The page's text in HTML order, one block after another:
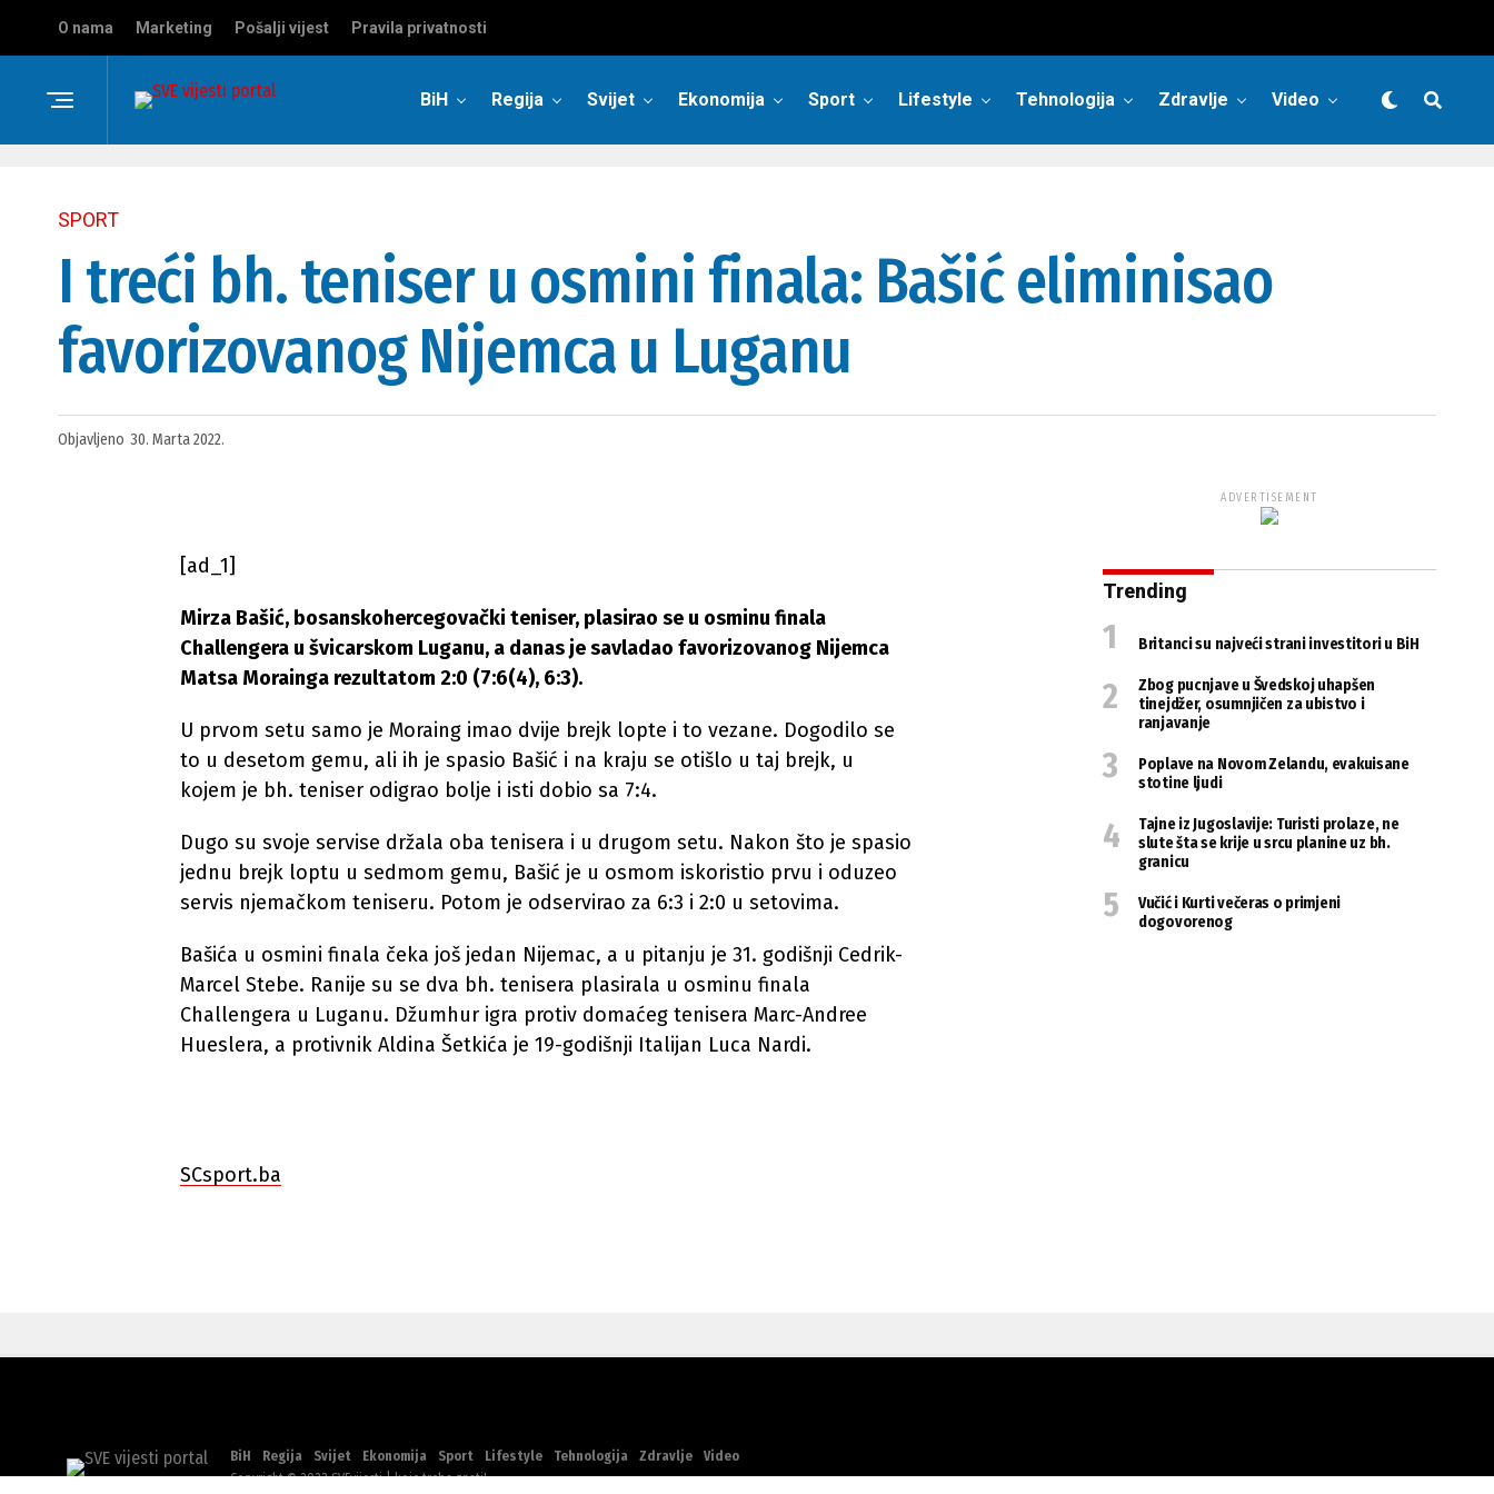
O nama Marketing Pošalji vijest Pravila privatnosti
BiH Regija Svijet Ekonomija Sport Lifestyle Tehnologija Zdravlje Video
SPORT
I treći bh. teniser u osmini finala: Bašić eliminisao
favorizovanog Nijemca u Luganu
Objavljeno 30. Marta 2022.
[ad_1]
Mirza Bašić, bosanskohercegovački teniser, plasirao se u osminu finala
Challengera u švicarskom Luganu, a danas je savladao favorizovanog Nijemca
Matsa Morainga rezultatom 2:0 (7:6(4), 6:3).
U prvom setu samo je Moraing imao dvije brejk lopte i to vezane. Dogodilo se
to u desetom gemu, ali ih je spasio Bašić i na kraju se otišlo u taj brejk, u
kojem je bh. teniser odigrao bolje i isti dobio sa 7:4.
Dugo su svoje servise držala oba tenisera i u drugom setu. Nakon što je spasio
jednu brejk loptu u sedmom gemu, Bašić je u osmom iskoristio prvu i oduzeo
servis njemačkom teniseru. Potom je odservirao za 6:3 i 2:0 u setovima.
Bašića u osmini finala čeka još jedan Nijemac, a u pitanju je 31. godišnji Cedrik-
Marcel Stebe. Ranije su se dva bh. tenisera plasirala u osminu finala
Challengera u Luganu. Džumhur igra protiv domaćeg tenisera Marc-Andree
Hueslera, a protivnik Aldina Šetkića je 19-godišnji Italijan Luca Nardi.
SCsport.ba
ADVERTISEMENT
Trending
Britanci su najveći strani investitori u BiH
Zbog pucnjave u Švedskoj uhapšen
tinejdžer, osumnjičen za ubistvo i
ranjavanje
Poplave na Novom Zelandu, evakuisane
stotine ljudi
Tajne iz Jugoslavije: Turisti prolaze, ne
slute šta se krije u srcu planine uz bh.
granicu
Vučić i Kurti večeras o primjeni
dogovorenog
BiH Regija Svijet Ekonomija Sport Lifestyle Tehnologija Zdravlje
Video
Copyright © 2022 SVEvijesti | koje treba znati!